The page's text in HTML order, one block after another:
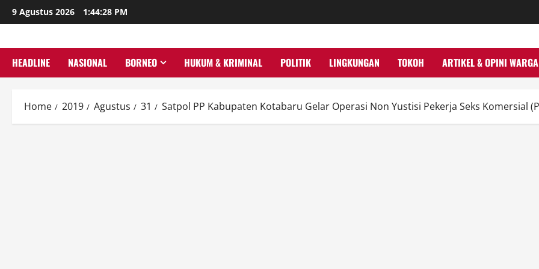
Skip
to
9 Agustus 2026 1:44:29 PM
HEADLINE NASIONAL BORNEO HUKUM & KRIMINAL POLITIK LINGKUNGAN TOKOH ARTIKEL & OPINI WARGA
Home 2019 Agustus 31 Satpol PP Kabupaten Kotabaru Gelar Operasi Non Yustisi Pekerja Seks Komersial